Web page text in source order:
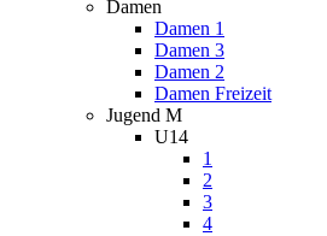
Damen
Damen 1
Damen 3
Damen 2
Damen Freizeit
Jugend M
U14
1
2
3
4